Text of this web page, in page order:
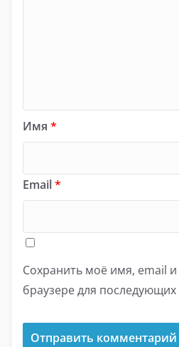
Имя *
Email*
Сохранить моё имя, email и
браузере для